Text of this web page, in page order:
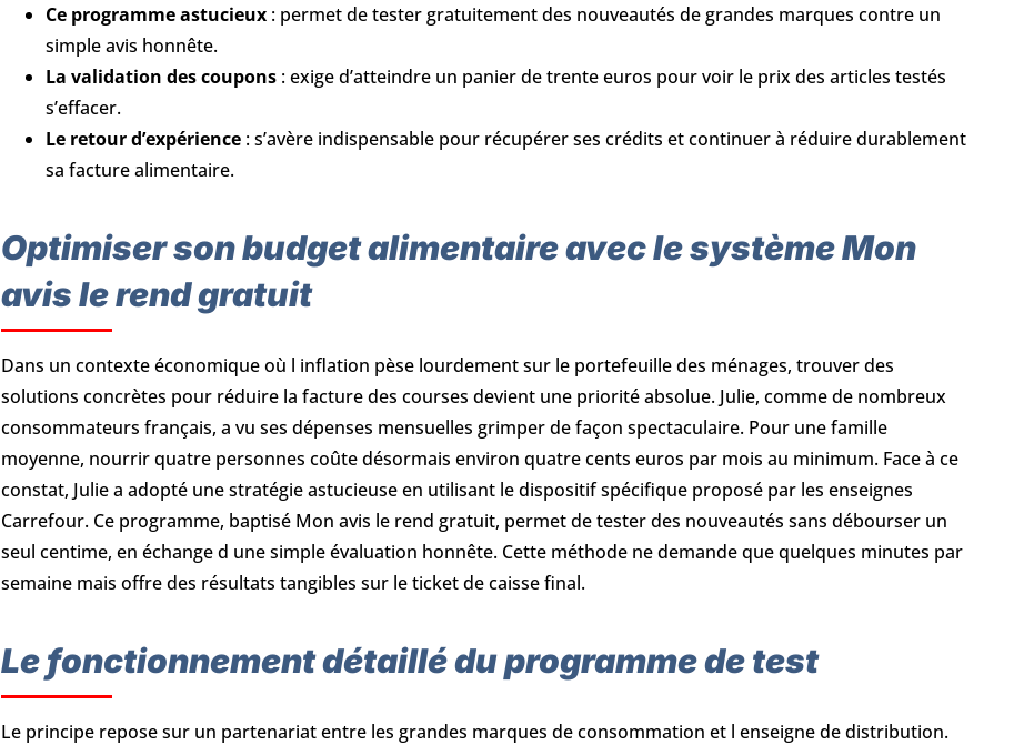
Ce programme astucieux : permet de tester gratuitement des nouveautés de grandes marques contre un
simple avis honnête.
La validation des coupons : exige d’atteindre un panier de trente euros pour voir le prix des articles testés
s’effacer.
Le retour d’expérience : s’avère indispensable pour récupérer ses crédits et continuer à réduire durablement
sa facture alimentaire.
Optimiser son budget alimentaire avec le système Mon
avis le rend gratuit
Dans un contexte économique où l inflation pèse lourdement sur le portefeuille des ménages, trouver des
solutions concrètes pour réduire la facture des courses devient une priorité absolue. Julie, comme de nombreux
consommateurs français, a vu ses dépenses mensuelles grimper de façon spectaculaire. Pour une famille
moyenne, nourrir quatre personnes coûte désormais environ quatre cents euros par mois au minimum. Face à ce
constat, Julie a adopté une stratégie astucieuse en utilisant le dispositif spécifique proposé par les enseignes
Carrefour. Ce programme, baptisé Mon avis le rend gratuit, permet de tester des nouveautés sans débourser un
seul centime, en échange d une simple évaluation honnête. Cette méthode ne demande que quelques minutes par
semaine mais offre des résultats tangibles sur le ticket de caisse final.
Le fonctionnement détaillé du programme de test
Le principe repose sur un partenariat entre les grandes marques de consommation et l enseigne de distribution.